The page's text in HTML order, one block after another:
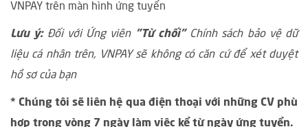
VNPAY trên màn hình ứng tuyển
Lưu ý:Đối với Ứng viên"Từ chối"Chính sách bảo vệ dữ
liệu cá nhân trên, VNPAY sẽ không có căn cứ để xét duyệt
hồ sơ của bạn
* Chúng tôi sẽ liên hệ qua điện thoại với những CV phù
hợp trong vòng 7 ngày làm việc kể từ ngày ứng tuyển.